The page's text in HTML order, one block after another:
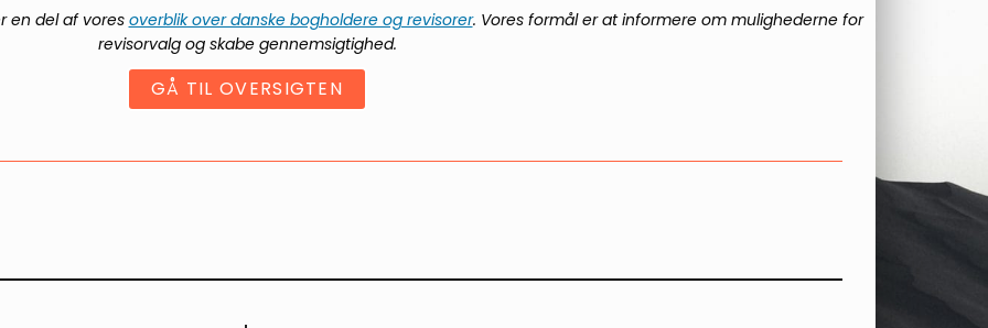
en del af vores overblik over danske bogholdere og revisorer. Vores formål er at informere om mulighederne for
revisorvalg og skabe gennemsigtighed.
GÅ TIL OVERSIGTEN